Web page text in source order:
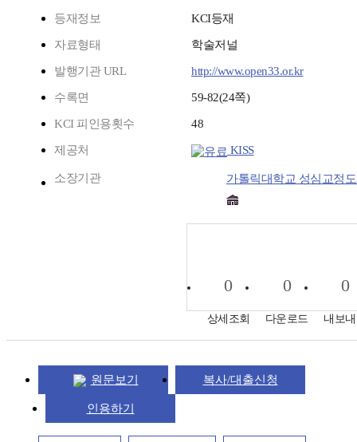
등재정보 KCI등재
자료형태 학술저널
발행기관 URL http://www.open33.or.kr
수록면 59-82(24쪽)
KCI 피인용횟수 48
제공처 KISS
소장기관 가톨릭대학교 성심교정
0
상세조회
0
다운로드
0
내보
원문보기 복사/대출신청
인용하기